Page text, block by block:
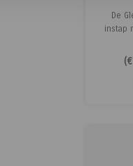
De
instap
Deze
met
(